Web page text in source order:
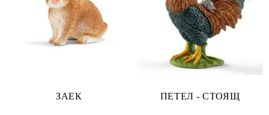
ЗАЕК ПЕТЕЛ - СТОЯЩ